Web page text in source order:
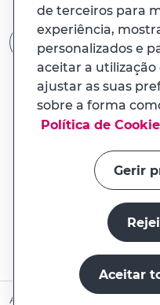
Ainda não é Cliente?
de terceiros para
experiência,
personalizados e
aceitar a utilização
ajustar as suas
sobre a forma
Política de
Gerir
Aceitar